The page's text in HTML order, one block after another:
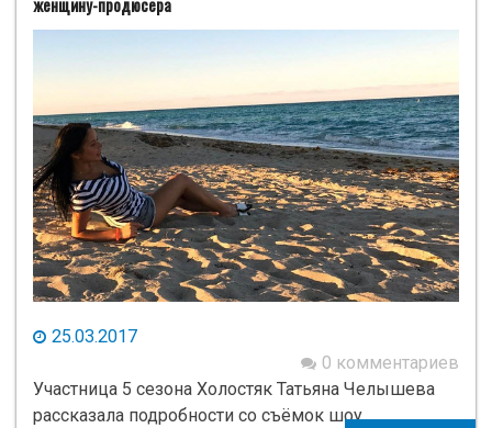
женщину-продюсера
25.03.2017
0 комментариев
Участница 5 сезона Холостяк Татьяна Челышева
рассказала подробности со съёмок шоу.